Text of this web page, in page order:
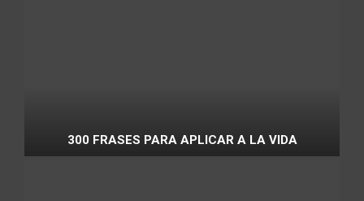
300 FRASES PARA APLICAR A LA VIDA